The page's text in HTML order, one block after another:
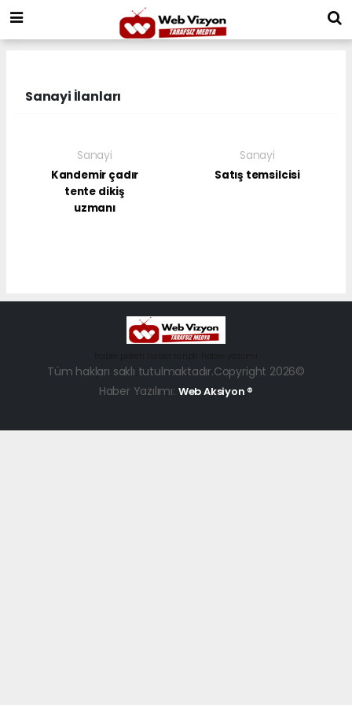
Sanayi İlanları
Sanayi
Kandemir çadır
tente dikiş
uzmanı
Sanayi
Satış temsilcisi
Tüm hakları saklı tutulmaktadır.Copyright 2026©
Haber Yazılımı: Web Aksiyon ®